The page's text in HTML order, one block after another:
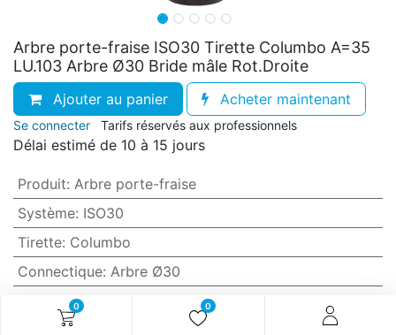
0 0
Arbre porte-fraise ISO30 Tirette Columbo A=35
LU.103 Arbre Ø30 Bride mâle Rot.Droite
Ajouter au panier Acheter maintenant
Se connecter Tarifs réservés aux professionnels
Délai estimé de 10 à 15 jours
Produit: Arbre porte-fraise
Système: ISO30
Tirette: Columbo
Connectique: Arbre Ø30
Hauteur utile
Hauteur A=